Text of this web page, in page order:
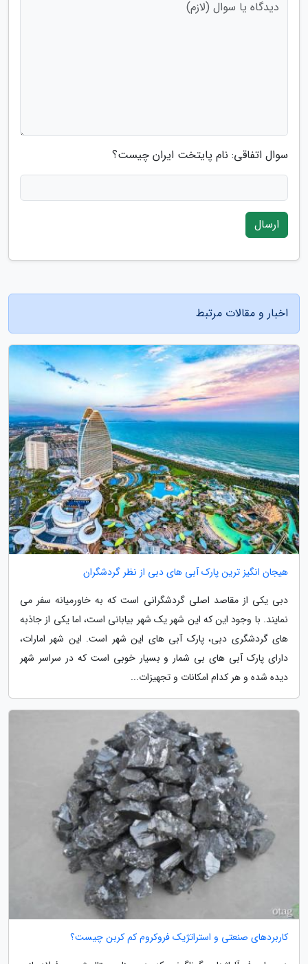
سوال اتفاقی: نام پایتخت ایران چیست؟
ارسال
اخبار و مقالات مرتبط
هیجان انگیز ترین پارک آبی های دبی از نظر گردشگران
دبی یکی از مقاصد اصلی گردشگرانی است که به خاورمیانه سفر می
نمایند. با وجود این که این شهر یک شهر بیابانی است، اما یکی از جاذبه
های گردشگری دبی، پارک آبی های این شهر است. این شهر امارات،
دارای پارک آبی های بی شمار و بسیار خوبی است که در سراسر شهر
دیده شده و هر کدام امکانات و تجهیزات...
کاربردهای صنعتی و استراتژیک فروکروم کم کربن چیست؟